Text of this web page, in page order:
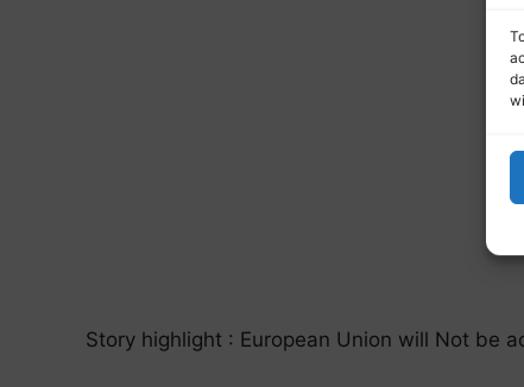
Story highlight : European Union will Not be